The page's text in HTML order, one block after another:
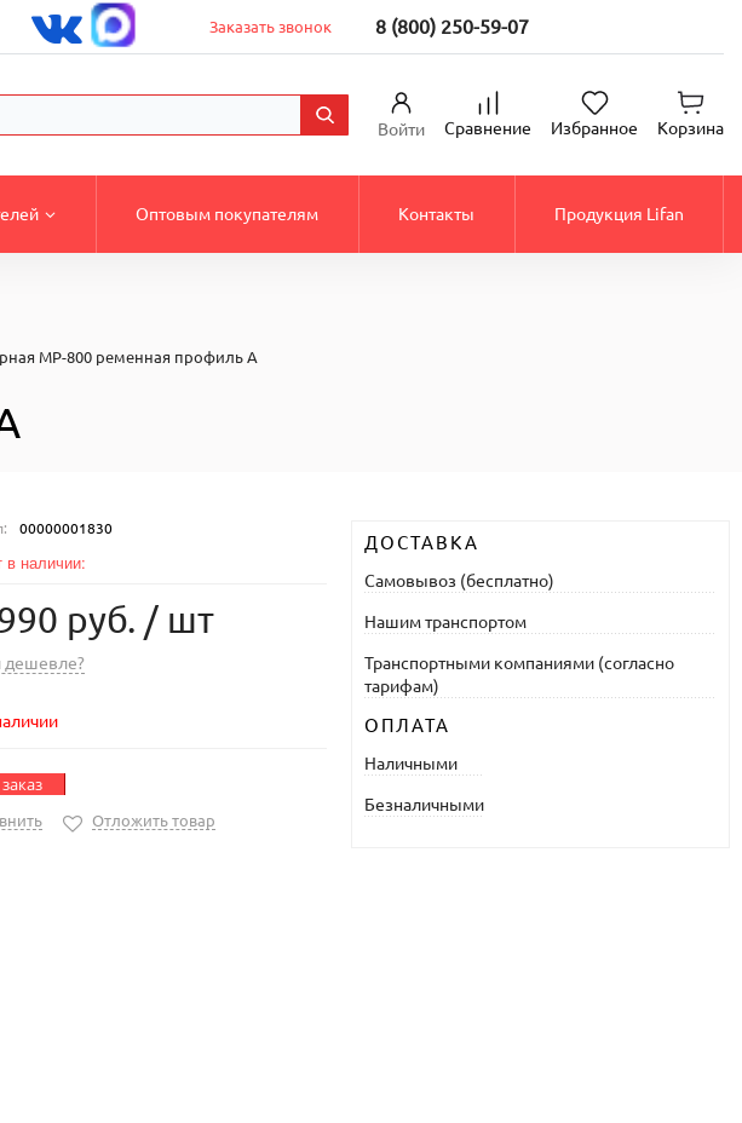
Заказать звонок 8 (800) 250-59-07
Войти Сравнение Избранное Корзина
Оптовым покупателям Контакты Продукция Lifan
MP-800 ременная профиль А
00000001830
в наличии:
руб. / шт
Отложить товар
ДОСТАВКА
Самовывоз (бесплатно)
Нашим транспортом
Транспортными компаниями (согласно
тарифам)
ОПЛАТА
Наличными
Безналичными